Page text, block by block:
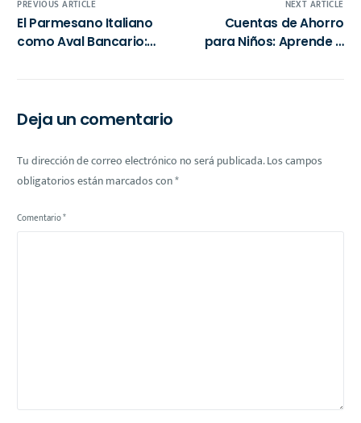
PREVIOUS ARTICLE
El Parmesano Italiano
como Aval Bancario:
NEXT ARTICLE
Cuentas de Ahorro
para Niños: Aprende a
Deja un comentario
Tu dirección de correo electrónico no será publicada.Los campos
obligatorios están marcados con*
Comentario*